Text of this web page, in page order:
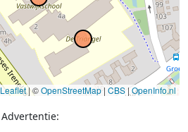
Leaflet|©OpenStreetMap | CBS | OpenInfo.nl
Advertentie: